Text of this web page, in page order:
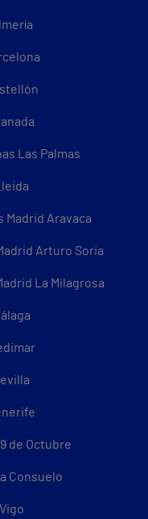
Las Palmas
Madrid Aravaca
Arturo Soria
La Milagrosa
de Octubre
Consuelo